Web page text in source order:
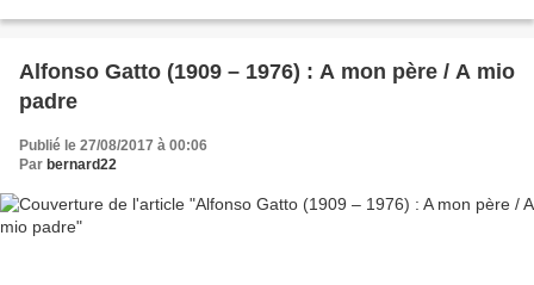
Alfonso Gatto (1909 – 1976) : A mon père / A mio
padre
Publié le 27/08/2017 à 00:06
Par bernard22